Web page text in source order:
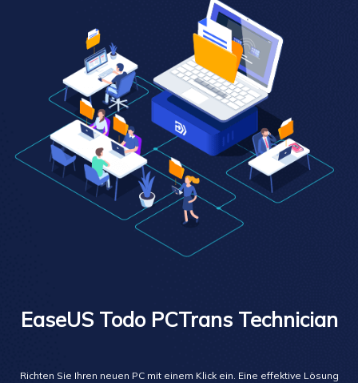
EaseUS Todo PCTrans Technician
Richten Sie Ihren neuen PC mit einem Klick ein. Eine effektive Lösung